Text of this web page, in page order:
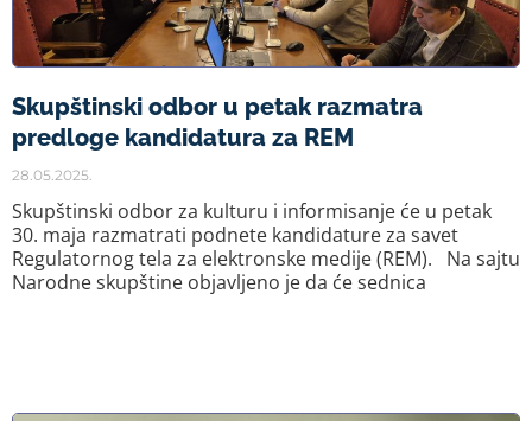
Skupštinski odbor u petak razmatra
predloge kandidatura za REM
28.05.2025.
Skupštinski odbor za kulturu i informisanje će u petak
30. maja razmatrati podnete kandidature za savet
Regulatornog tela za elektronske medije (REM). Na sajtu
Narodne skupštine objavljeno je da će sednica